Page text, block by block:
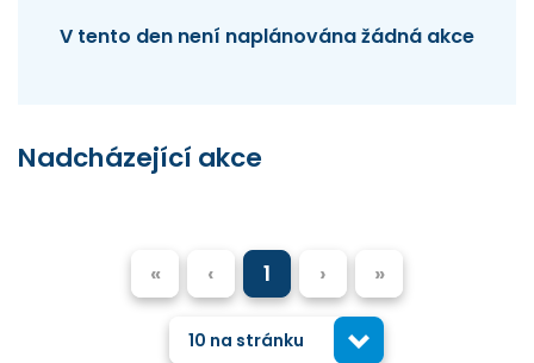
V tento den není naplánována žádná akce
Nadcházející akce
« ‹ 1 › »
10 na stránku